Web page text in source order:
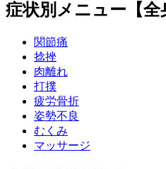
症状別メニュー【全
関節痛
捻挫
肉離れ
打撲
疲労骨折
姿勢不良
むくみ
マッサージ